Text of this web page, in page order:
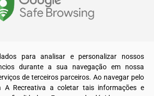
direitos reservados a A Recreativa LTDA.
para analisar e personalizar nossos
durante a sua navegação em nossa
de terceiros parceiros. Ao navegar pelo
A Recreativa a coletar tais informações e